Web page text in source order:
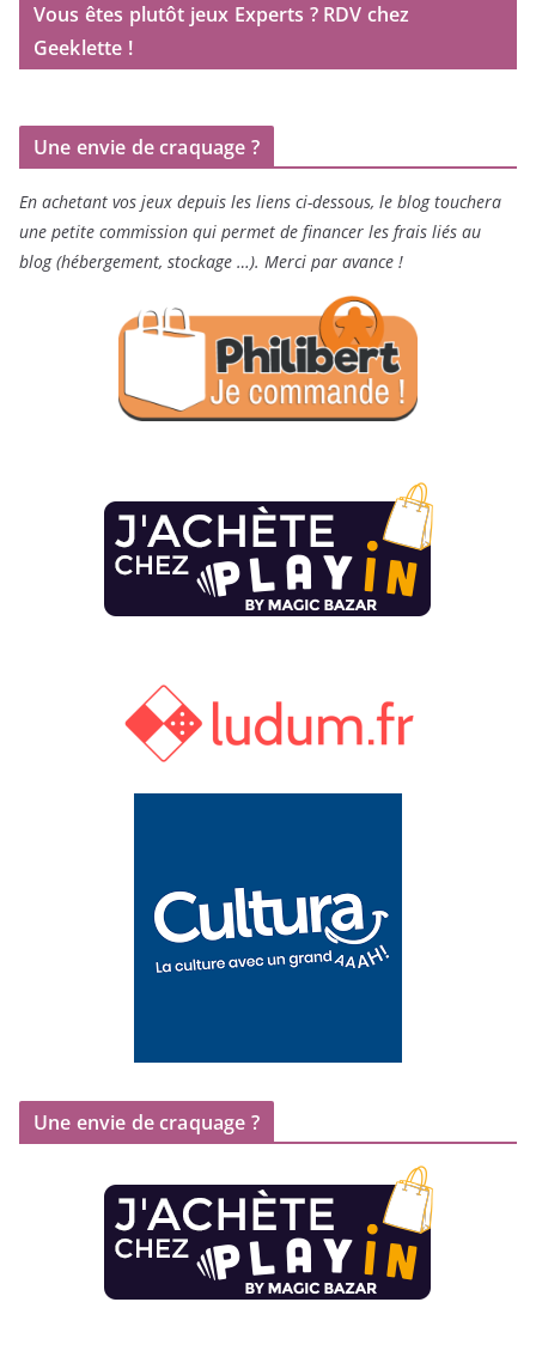
Vous êtes plutôt jeux Experts ? RDV chez
Geeklette !
Une envie de craquage ?
En achetant vos jeux depuis les liens ci-dessous, le blog touchera
une petite commission qui permet de financer les frais liés au
blog (hébergement, stockage …). Merci par avance !
Une envie de craquage ?